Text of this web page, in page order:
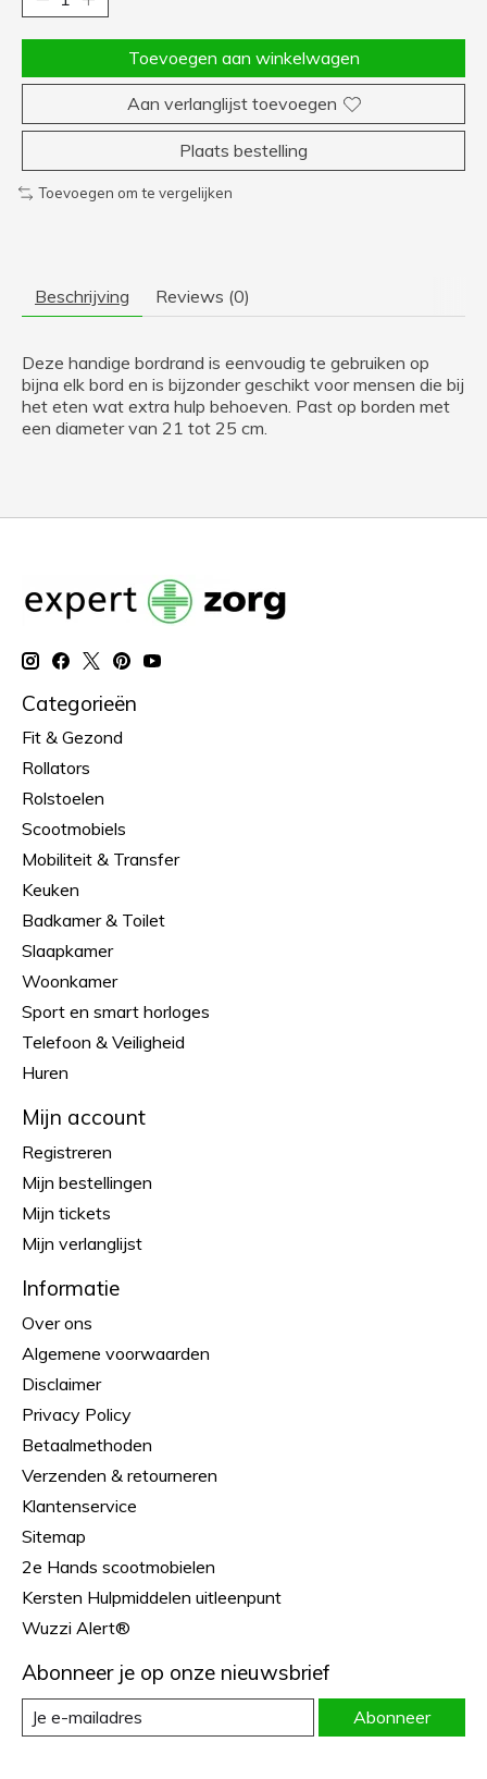
Toevoegen aan winkelwagen
Aan verlanglijst toevoegen
Plaats bestelling
Toevoegen om te vergelijken
Beschrijving Reviews (0)
Deze handige bordrand is eenvoudig te gebruiken op
bijna elk bord en is bijzonder geschikt voor mensen die bij
het eten wat extra hulp behoeven. Past op borden met
een diameter van 21 tot 25 cm.
Categorieën
Fit & Gezond
Rollators
Rolstoelen
Scootmobiels
Mobiliteit & Transfer
Keuken
Badkamer & Toilet
Slaapkamer
Woonkamer
Sport en smart horloges
Telefoon & Veiligheid
Huren
Mijn account
Registreren
Mijn bestellingen
Mijn tickets
Mijn verlanglijst
Informatie
Over ons
Algemene voorwaarden
Disclaimer
Privacy Policy
Betaalmethoden
Verzenden & retourneren
Klantenservice
Sitemap
2e Hands scootmobielen
Kersten Hulpmiddelen uitleenpunt
Wuzzi Alert®
Abonneer je op onze nieuwsbrief
Abonneer